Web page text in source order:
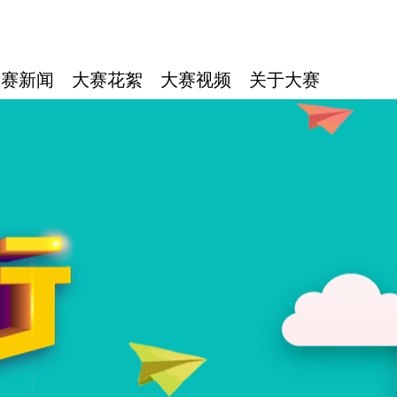
新闻 大赛花絮 大赛视频 关于大赛